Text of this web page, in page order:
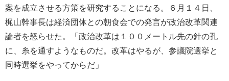
案を成立させる方策を研究することになる。６月１４日、
梶山幹事長は経済団体との朝食会での発言が政治改革関連
論者を怒らせた。「政治改革は１００メートル先の針の孔
に、糸を通すようなものだ。改革はやるが、参議院選挙と
同時選挙をやってからだ」